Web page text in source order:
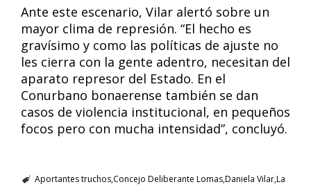
Ante este escenario, Vilar alertó sobre un
mayor clima de represión. “El hecho es
gravísimo y como las políticas de ajuste no
les cierra con la gente adentro, necesitan del
aparato represor del Estado. En el
Conurbano bonaerense también se dan
casos de violencia institucional, en pequeños
focos pero con mucha intensidad”, concluyó.
Aportantes truchosConcejo Deliberante LomasDaniela VilarLa